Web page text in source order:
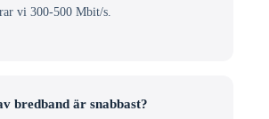
vi 300-500 Mbit/s.
bredband är snabbast?